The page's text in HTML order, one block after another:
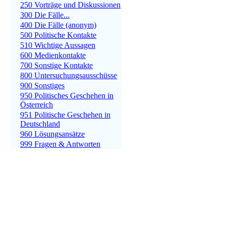
250 Vorträge und Diskussionen
300 Die Fälle...
400 Die Fälle (anonym)
500 Politische Kontakte
510 Wichtige Aussagen
600 Medienkontakte
700 Sonstige Kontakte
800 Untersuchungsausschüsse
900 Sonstiges
950 Politisches Geschehen in
Österreich
951 Politische Geschehen in
Deutschland
960 Lösungsansätze
999 Fragen & Antworten